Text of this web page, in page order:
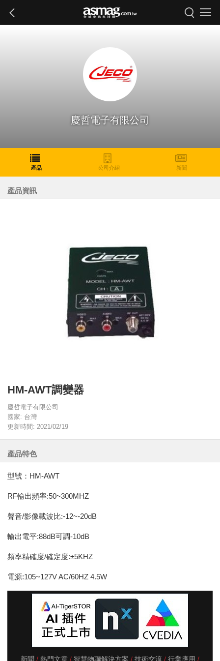
慶哲電子有限公司
產品 公司介紹 新聞
產品資訊
HM-AWT調變器
慶哲電子有限公司
國家: 台灣
更新時間: 2021/02/19
產品特色
型號：HM-AWT
RF輸出頻率:50~300MHZ
聲音/影像載波比:-12~-20dB
輸出電平:88dB可調-10dB
頻率精確度/確定度:±5KHZ
電源:105~127V AC/60HZ 4.5W
新聞 熱門文章 智慧物聯解決方案 技術交流 行業應用